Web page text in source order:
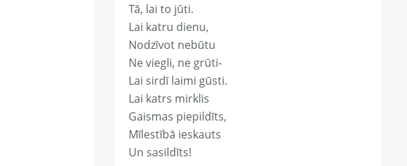
Tā, lai to jūti.
Lai katru dienu,
Nodzīvot nebūtu
Ne viegli, ne grūti-
Lai sirdī laimi gūsti.
Lai katrs mirklis
Gaismas piepildīts,
Mīlestībā ieskauts
Un sasildīts!